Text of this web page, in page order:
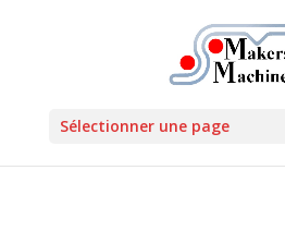
Sélectionner une page